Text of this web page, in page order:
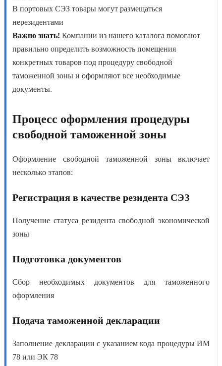
В портовых СЭЗ товары могут размещаться
нерезидентами
Важно знать! Компании из нашего каталога помогают
правильно определить возможность помещения
конкретных товаров под процедуру свободной
таможенной зоны и оформляют все необходимые
документы.
Процесс оформления процедуры
свободной таможенной зоны
Оформление свободной таможенной зонывключает
несколько этапов:
Регистрация в качестве резидента СЭЗ
Получение статуса резидента свободной экономической
зоны
Подготовка документов
Сбор необходимых документов для таможенного
оформления
Подача таможенной декларации
Заполнение декларации с указанием кода процедуры ИМ
78 или ЭК 78